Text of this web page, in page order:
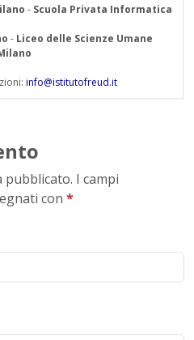
- Scuola Privata Informatica
- Liceo delle Scienze Umane
info@istitutofreud.it
I campi
con *